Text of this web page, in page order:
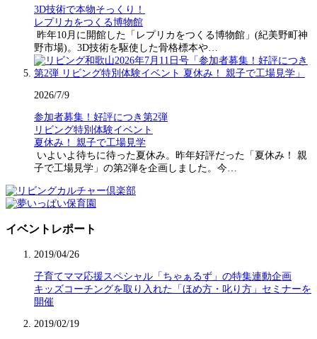
3D技術で本物そっくり！
レプリカをつくる博物館
昨年10月に開館した「レプリカをつくる博物館」(紀美野町神
野市場)。3D技術を駆使した骨格標本や…
2026/7/9
参加者募集！好評につき第2弾
リビング特別体験イベント
夏休み！ 親子で工場見学
いよいよ待ちに待った夏休み。昨年好評だった「夏休み！ 親
子で工場見学」の第2弾を企画しました。今…
イベントレポート
2019/04/26
子育てママ応援スペシャル「ちゃぁるず」の特集連動企画
キッズコーチングを取り入れた「ほめ方・叱り方」セミナーを
開催
2019/02/19